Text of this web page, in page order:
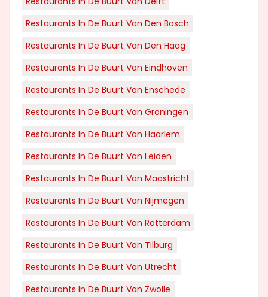
Restaurants In De Buurt Van Den Bosch
Restaurants In De Buurt Van Den Haag
Restaurants In De Buurt Van Eindhoven
Restaurants In De Buurt Van Enschede
Restaurants In De Buurt Van Groningen
Restaurants In De Buurt Van Haarlem
Restaurants In De Buurt Van Leiden
Restaurants In De Buurt Van Maastricht
Restaurants In De Buurt Van Nijmegen
Restaurants In De Buurt Van Rotterdam
Restaurants In De Buurt Van Tilburg
Restaurants In De Buurt Van Utrecht
Restaurants In De Buurt Van Zwolle